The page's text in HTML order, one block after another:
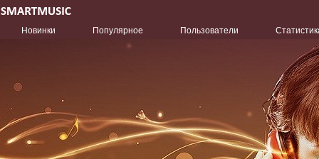
Новинки Популярное Пользователи